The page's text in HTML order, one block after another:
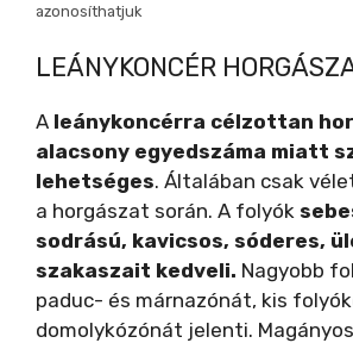
azonosíthatjuk
LEÁNYKONCÉR
A leánykoncérra célzottan
alacsony egyedszáma miatt
lehetséges. Általában csak
a horgászat során. A folyók
sodrású, kavicsos, sóderes,
szakaszait kedveli. Nagyobb
paduc- és márnazónát, kis
domolykózónát jelenti.